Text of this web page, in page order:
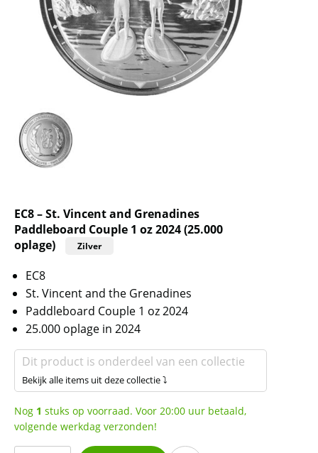
EC8 – St. Vincent and Grenadines
Paddleboard Couple 1 oz 2024 (25.000
oplage)
Zilver
EC8
St. Vincent and the Grenadines
Paddleboard Couple 1 oz 2024
25.000 oplage in 2024
Dit product is onderdeel van een collectie
Bekijk alle items uit deze collectie ⤵
Nog 1 stuks op voorraad. Voor 20:00 uur betaald,
volgende werkdag verzonden!